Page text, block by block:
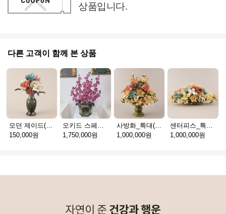
상품입니다.
다른 고객이 함께 본 상품
모던 제이드(천연옥꽃_택배)
150,000원
오키드 스페셜(천연옥꽃_택배)
1,750,000원
사방화_특대(천연옥꽃_택배)
1,000,000원
센터피스_특대(천연옥꽃_택배)
1,000,000원